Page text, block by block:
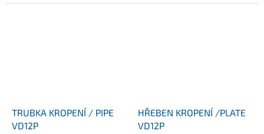
TRUBKA KROPENÍ / PIPE
VD12P
HŘEBEN KROPENÍ /PLATE
VD12P